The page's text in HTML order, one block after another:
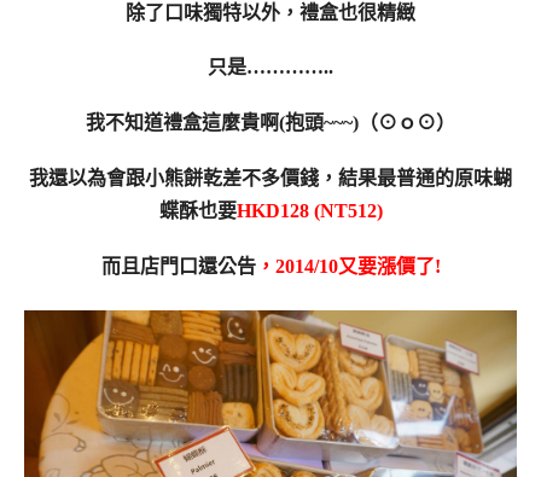
除了口味獨特以外，禮盒也很精緻
只是…………..
我不知道禮盒這麼貴啊(抱頭~~~)（⊙ｏ⊙）
我還以為會跟小熊餅乾差不多價錢，結果最普通的原味蝴
蝶酥也要HKD128 (NT512)
而且店門口還公告，2014/10又要漲價了!